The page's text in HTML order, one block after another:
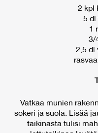
2 kpl
5 dl
1
3/
2,5 dl
Vatkaa munien
sokeri ja suola. Lisää
taikinasta tulisi